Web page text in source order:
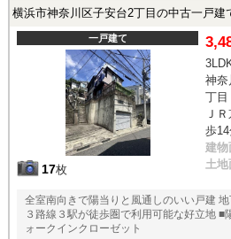
横浜市神奈川区子安台2丁目の中古一戸建
一戸建て
17枚
神奈
丁目
Ｊ
歩14
建物
土
全室南向きで陽当りと風通しのいい戸建
３路線３駅が徒歩圏で利用可能な好立地 ■
ォークインクローゼット